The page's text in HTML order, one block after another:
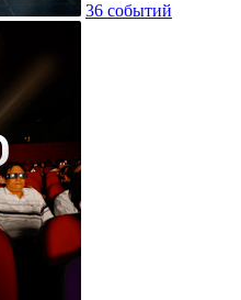
36 событий